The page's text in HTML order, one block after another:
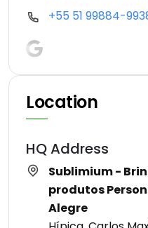
+55 51 99884-
Location
HQ Address
Sublimium -
produtos
Alegre